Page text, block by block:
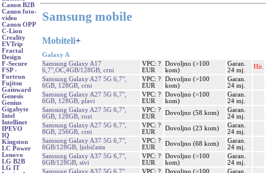
Canon B2B
Canon foto-
video
Canon OPP
C-Lion
Creality
EVTrip
Fractal
Design
F-Secure
FSP -
Fortron
Fujitsu
Gainward
Genesis
Genius
Gigabyte
Intel
Intellinet
IPEVO
IQ
Kingston
LC Power
Lenovo
LG B2B
LG IT
Samsung mobile
Mobiteli+
Galaxy A
Samsung Galaxy A17
6,7",OC,4GB/128GB, crni
VPC: ?
EUR
Dovoljno (>100
kom)
Garan.
24 mj.
Hit.
Samsung Galaxy A27 5G 6,7",
6GB, 128GB, crni
VPC: ?
EUR
Dovoljno (>100
kom)
Garan.
24 mj.
Samsung Galaxy A27 5G 6,7",
6GB, 128GB, plavi
VPC: ?
EUR
Dovoljno (>100
kom)
Garan.
24 mj.
Samsung Galaxy A27 5G 6,7",
6GB, 128GB, rozi
VPC: ?
EUR
Dovoljno (58 kom)
Garan.
24 mj.
Samsung Galaxy A27 5G 6,7",
8GB, 256GB, crni
VPC: ?
EUR
Dovoljno (23 kom)
Garan.
24 mj.
Samsung Galaxy A37 5G 6,7",
6GB/128GB, ljubičasta
VPC: ?
EUR
Dovoljno (68 kom)
Garan.
24 mj.
Samsung Galaxy A37 5G 6,7",
6GB/128GB, sivi
VPC: ?
EUR
Dovoljno (>100
kom)
Garan.
24 mj.
Samsung Galaxy A37 5G 6,7",
VPC: ?
Dovoljno (>100
Garan.